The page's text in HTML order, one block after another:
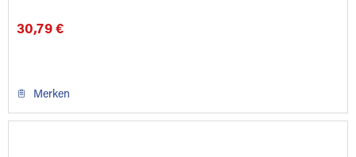
30,79 €
Merken